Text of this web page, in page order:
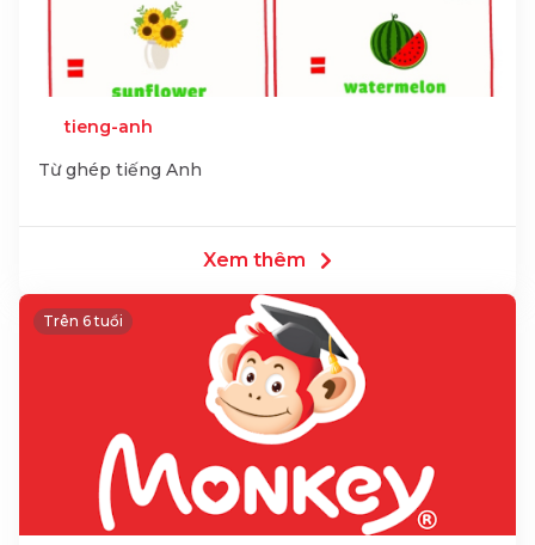
tieng-anh
Từ ghép tiếng Anh
Xem thêm
Trên 6 tuổi